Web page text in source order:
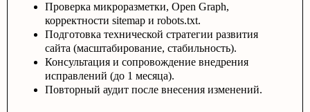
Проверка микроразметки, Open Graph,
корректности sitemap и robots.txt.
Подготовка технической стратегии развития
сайта (масштабирование, стабильность).
Консультация и сопровождение внедрения
исправлений (до 1 месяца).
Повторный аудит после внесения изменений.